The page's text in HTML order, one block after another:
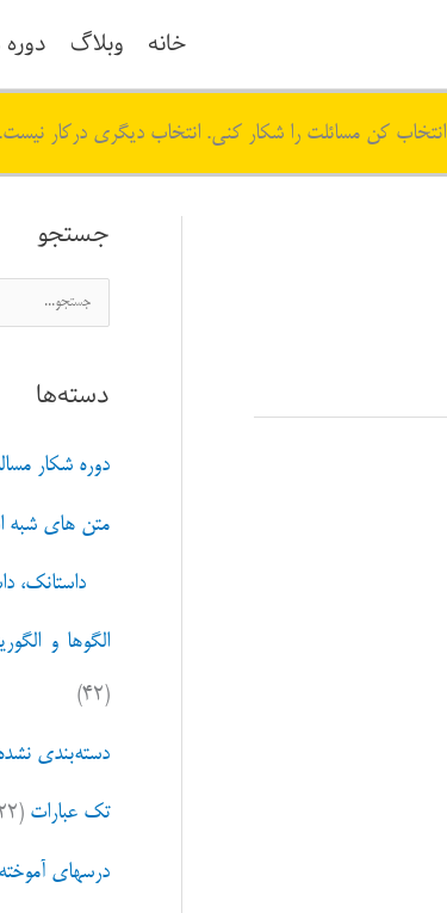
خانه وبلاگ دوره
انتخاب کن مسائلت را شکار کنی. انتخاب دیگری درکار
جستجو
س
ج
ب
دسته‌ها
دوره شکار
متن های شبه
داستانک،
الگوها و
(۴۲)
دسته‌بندی
تک عبارات (۲۲)
درسهای